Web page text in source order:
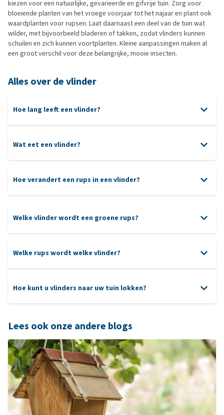
kiezen voor een natuurlijke, gevarieerde en gifvrije tuin. Zorg voor
bloeiende planten van het vroege voorjaar tot het najaar en plant ook
waardplanten voor rupsen. Laat daarnaast een deel van de tuin wat
wilder, met bijvoorbeeld bladeren of takken, zodat vlinders kunnen
schuilen en zich kunnen voortplanten. Kleine aanpassingen maken al
een groot verschil voor deze belangrijke, mooie insecten.
Alles over de vlinder
Hoe lang leeft een vlinder?
Wat eet een vlinder?
Hoe verandert een rups in een vlinder?
Welke vlinder wordt een groene rups?
Welke rups wordt welke vlinder?
Hoe kunt u vlinders naar uw tuin lokken?
Lees ook onze andere blogs